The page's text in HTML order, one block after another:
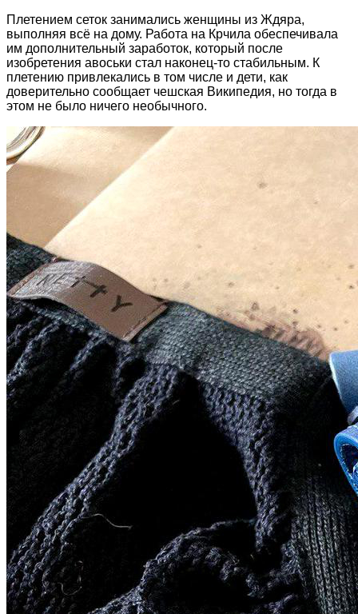
Плетением сеток занимались женщины из Ждяра,
выполняя всё на дому. Работа на Крчила обеспечивала
им дополнительный заработок, который после
изобретения авоськи стал наконец-то стабильным. К
плетению привлекались в том числе и дети, как
доверительно сообщает чешская Википедия, но тогда в
этом не было ничего необычного.